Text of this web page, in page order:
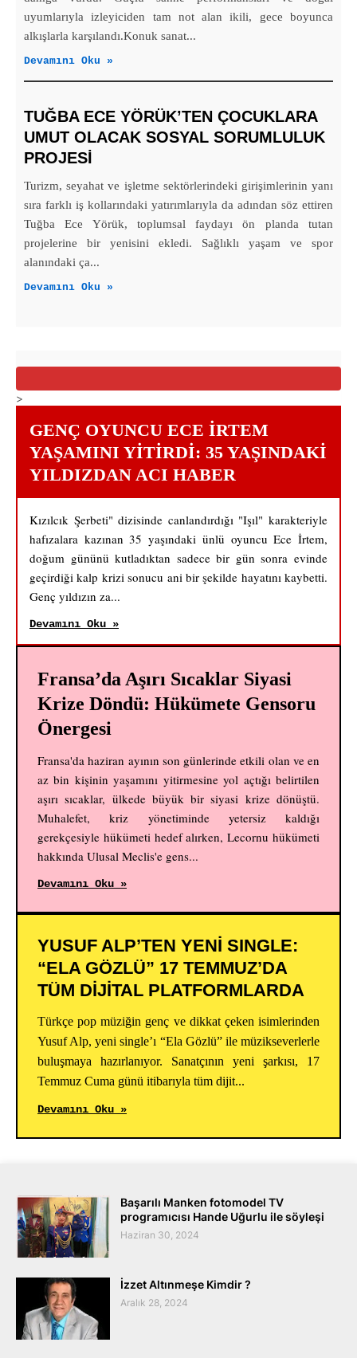
uyumlarıyla izleyiciden tam not alan ikili, gece boyunca
alkışlarla karşılandı.Konuk sanat...
Devamını Oku »
TUĞBA ECE YÖRÜK’TEN ÇOCUKLARA
UMUT OLACAK SOSYAL SORUMLULUK
PROJESİ
Turizm, seyahat ve işletme sektörlerindeki girişimlerinin yanı
sıra farklı iş kollarındaki yatırımlarıyla da adından söz ettiren
Tuğba Ece Yörük, toplumsal faydayı ön planda tutan
projelerine bir yenisini ekledi. Sağlıklı yaşam ve spor
alanındaki ça...
Devamını Oku »
>
GENÇ OYUNCU ECE İRTEM
YAŞAMINI YITIRDI: 35 YAŞINDAKI
YILDIZDAN ACI HABER
Kızılcık Şerbeti" dizisinde canlandırdığı "Işıl" karakteriyle
hafızalara kazınan 35 yaşındaki ünlü oyuncu Ece İrtem,
doğum gününü kutladıktan sadece bir gün sonra evinde
geçirdiği kalp krizi sonucu ani bir şekilde hayatını kaybetti.
Genç yıldızın za...
Devamını Oku »
Fransa’da Aşırı Sıcaklar Siyasi
Krize Döndü: Hükümete Gensoru
Önergesi
Fransa'da haziran ayının son günlerinde etkili olan ve en
az bin kişinin yaşamını yitirmesine yol açtığı belirtilen
aşırı sıcaklar, ülkede büyük bir siyasi krize dönüştü.
Muhalefet, kriz yönetiminde yetersiz kaldığı
gerekçesiyle hükümeti hedef alırken, Lecornu hükümeti
hakkında Ulusal Meclis'e gens...
Devamını Oku »
YUSUF ALP’TEN YENİ SINGLE:
“ELA GÖZLÜ” 17 TEMMUZ’DA
TÜM DİJİTAL PLATFORMLARDA
Türkçe pop müziğin genç ve dikkat çeken isimlerinden
Yusuf Alp, yeni single’ı “Ela Gözlü” ile müzikseverlerle
buluşmaya hazırlanıyor. Sanatçının yeni şarkısı, 17
Temmuz Cuma günü itibarıyla tüm dijit...
Devamını Oku »
Başarılı Manken fotomodel TV
programıcısı Hande Uğurlu ile söyleşi
Haziran 30, 2024
İzzet Altınmeşe Kimdir ?
Aralık 28, 2024